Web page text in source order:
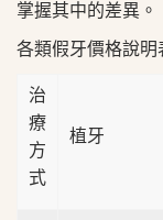
掌握其中的差異。
各類假牙價格說明
治
療
方
式
植牙